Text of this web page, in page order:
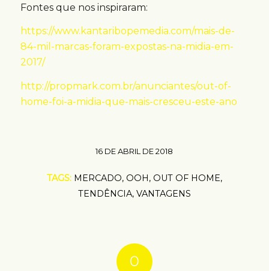
Fontes que nos inspiraram:
https://www.kantaribopemedia.com/mais-de-
84-mil-marcas-foram-expostas-na-midia-em-
2017/
http://propmark.com.br/anunciantes/out-of-
home-foi-a-midia-que-mais-cresceu-este-ano
16 DE ABRIL DE 2018
TAGS: MERCADO, OOH , OUT OF HOME,
TENDÊNCIA, VANTAGENS
0